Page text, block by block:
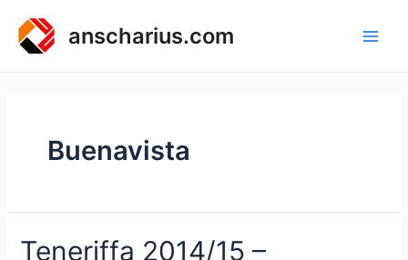
Inhalt
springen
anscharius.com
Buenavista
Teneriffa 2014/15 –